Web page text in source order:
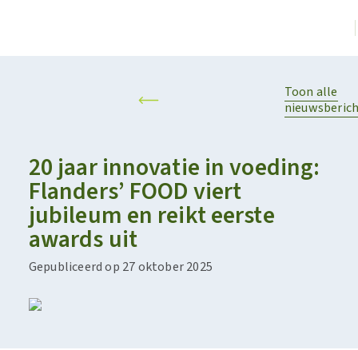
Toon alle
20 jaar innovatie in voeding:
Flanders’ FOOD viert
jubileum en reikt eerste
awards uit
Gepubliceerd op 27 oktober 2025